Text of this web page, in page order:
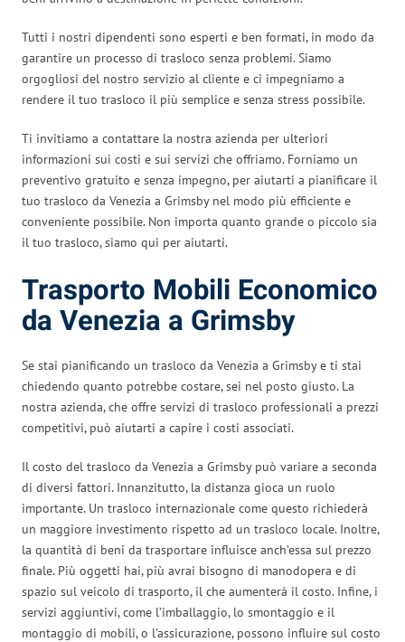
Tutti i nostri dipendenti sono esperti e ben formati, in modo da
garantire un processo di trasloco senza problemi. Siamo
orgogliosi del nostro servizio al cliente e ci impegniamo a
rendere il tuo trasloco il più semplice e senza stress possibile.
Ti invitiamo a contattare la nostra azienda per ulteriori
informazioni sui costi e sui servizi che offriamo. Forniamo un
preventivo gratuito e senza impegno, per aiutarti a pianificare il
tuo trasloco da Venezia a Grimsby nel modo più efficiente e
conveniente possibile. Non importa quanto grande o piccolo sia
il tuo trasloco, siamo qui per aiutarti.
Trasporto Mobili Economico
da Venezia a Grimsby
Se stai pianificando un trasloco da Venezia a Grimsby e ti stai
chiedendo quanto potrebbe costare, sei nel posto giusto. La
nostra azienda, che offre servizi di trasloco professionali a prezzi
competitivi, può aiutarti a capire i costi associati.
Il costo del trasloco da Venezia a Grimsby può variare a seconda
di diversi fattori. Innanzitutto, la distanza gioca un ruolo
importante. Un trasloco internazionale come questo richiederà
un maggiore investimento rispetto ad un trasloco locale. Inoltre,
la quantità di beni da trasportare influisce anch’essa sul prezzo
finale. Più oggetti hai, più avrai bisogno di manodopera e di
spazio sul veicolo di trasporto, il che aumenterà il costo. Infine, i
servizi aggiuntivi, come l’imballaggio, lo smontaggio e il
montaggio di mobili, o l’assicurazione, possono influire sul costo